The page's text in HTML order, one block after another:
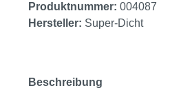
Produktnummer: 004087
Hersteller: Super-Dicht
Beschreibung